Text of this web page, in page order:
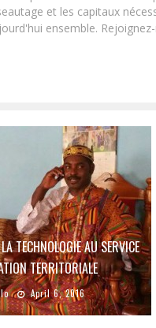
et les capitaux
ensemble.
TECHNOLOGIE AU SERVICE
TERRITORIALE
April 6, 2016